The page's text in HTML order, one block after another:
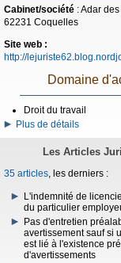
Cabinet/société : Adar
62231 Coquelles
Site web :
http://
Domaine
Droit du travail
Plus de détails
Les Articles
35 articles, les derniers :
L'indemnité de
du particulier
Pas d'entretien
avertissement sauf si
est lié à l'existence
d'avertissements